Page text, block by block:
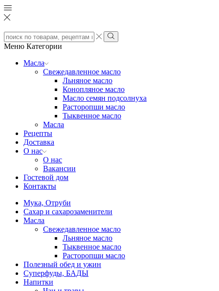
Search
input
Search
Меню Категории
Масла
Свежедавленное масло
Льняное масло
Конопляное масло
Масло семян подсолнуха
Расторопши масло
Тыквенное масло
Масла
Рецепты
Доставка
О нас
О нас
Вакансии
Гостевой дом
Контакты
Мука, Отруби
Сахар и сахарозаменители
Масла
Свежедавленное масло
Льняное масло
Тыквенное масло
Расторопши масло
Полезный обед и ужин
Суперфуды, БАДЫ
Напитки